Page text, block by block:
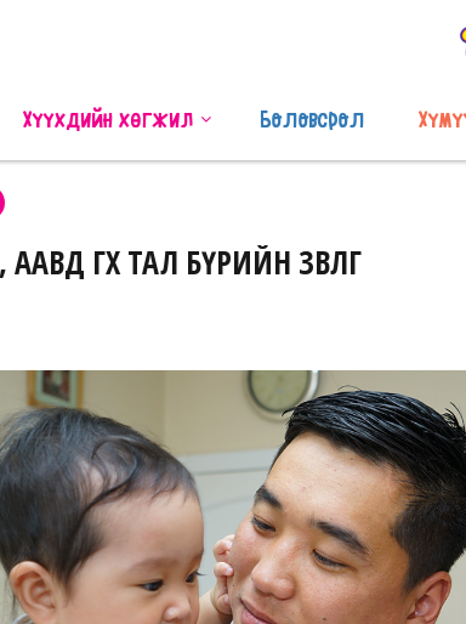
Хүүхдийн хөгжил Боловсрол
ӨГӨХ ТАЛ БҮРИЙН ЗӨВЛӨГӨӨ